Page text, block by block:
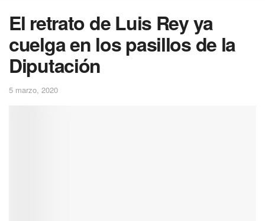
El retrato de Luis Rey ya
cuelga en los pasillos de la
Diputación
5 marzo, 2020